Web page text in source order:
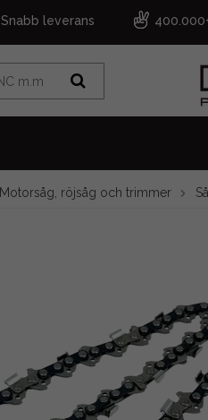
Snabb leverans
Motorsåg, röjsåg och trimmer